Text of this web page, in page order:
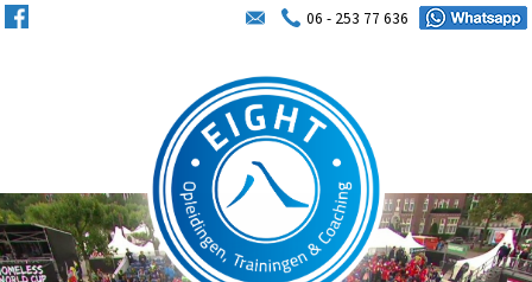
06 - 253 77 636